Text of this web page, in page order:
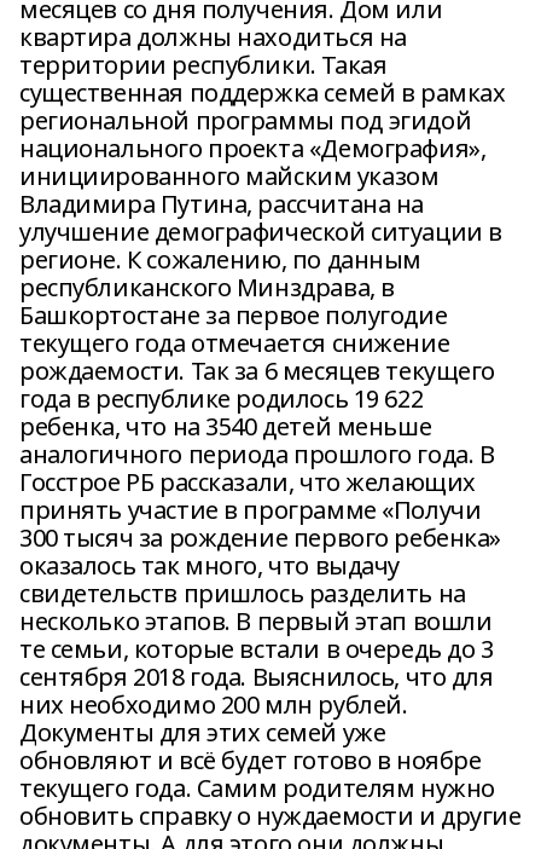
месяцев со дня получения. Дом или
квартира должны находиться на
территории республики. Такая
существенная поддержка семей в рамках
региональной программы под эгидой
национального проекта «Демография»,
инициированного майским указом
Владимира Путина, рассчитана на
улучшение демографической ситуации в
регионе. К сожалению, по данным
республиканского Минздрава, в
Башкортостане за первое полугодие
текущего года отмечается снижение
рождаемости. Так за 6 месяцев текущего
года в республике родилось 19 622
ребенка, что на 3540 детей меньше
аналогичного периода прошлого года. В
Госстрое РБ рассказали, что желающих
принять участие в программе «Получи
300 тысяч за рождение первого ребенка»
оказалось так много, что выдачу
свидетельств пришлось разделить на
несколько этапов. В первый этап вошли
те семьи, которые встали в очередь до 3
сентября 2018 года. Выяснилось, что для
них необходимо 200 млн рублей.
Документы для этих семей уже
обновляют и всё будет готово в ноябре
текущего года. Самим родителям нужно
обновить справку о нуждаемости и другие